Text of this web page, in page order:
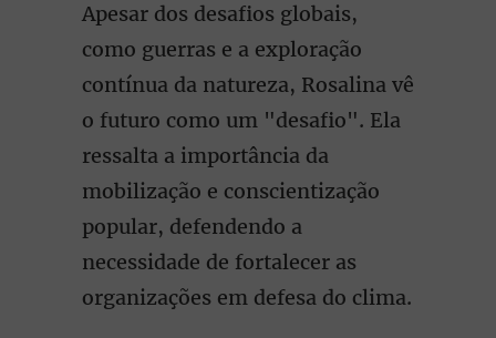
Apesar dos desafios globais,
como guerras e a exploração
contínua da natureza, Rosalina vê
o futuro como um "desafio". Ela
ressalta a importância da
mobilização e conscientização
popular, defendendo a
necessidade de fortalecer as
organizações em defesa do clima.